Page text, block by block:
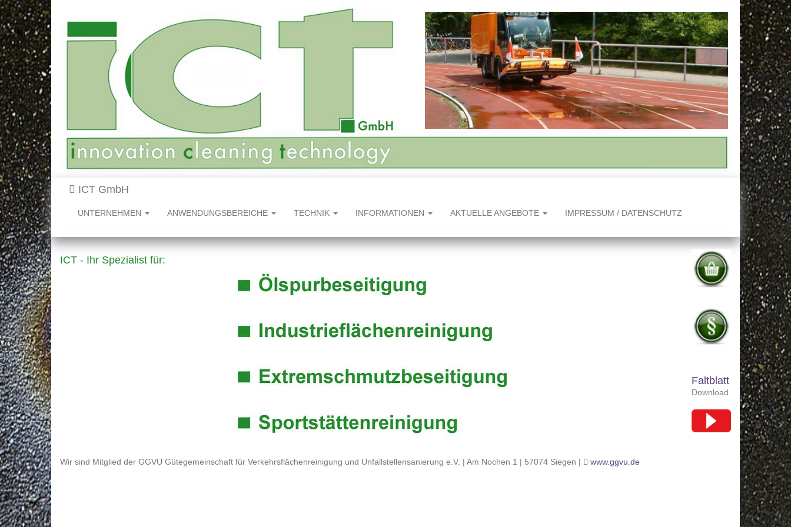
ICT GmbH
UNTERNEHMEN ANWENDUNGSBEREICHE TECHNIK INFORMATIONEN AKTUELLE ANGEBOTE IMPRESSUM / DATENSCHUTZ
ICT - Ihr Spezialist für:
Wir sind Mitglied der GGVU Gütegemeinschaft für Verkehrsflächenreinigung und Unfallstellensanierung e.V. | Am Nochen 1 | 57074 Siegen | www.ggvu.de
Faltblatt
Download